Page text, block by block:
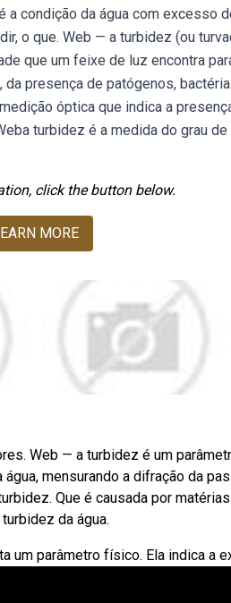
condição da água com excesso
o que. Web — a turbidez (ou
que um feixe de luz encontra
presença de patógenos,
óptica que indica a
turbidez é a medida do grau
click the button below.
MORE
Web — a turbidez é um
mensurando a difração da
Que é causada por
da água.
um parâmetro físico. Ela indica a